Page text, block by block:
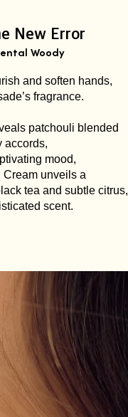
New Error
Woody
and soften hands,
fragrance.
patchouli blended
accords,
mood,
unveils a
tea and subtle citrus,
scent.